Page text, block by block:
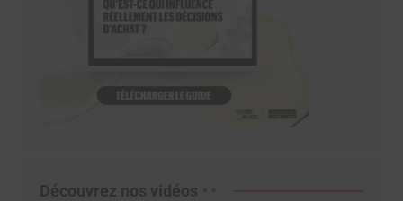
Découvrez nos vidéos